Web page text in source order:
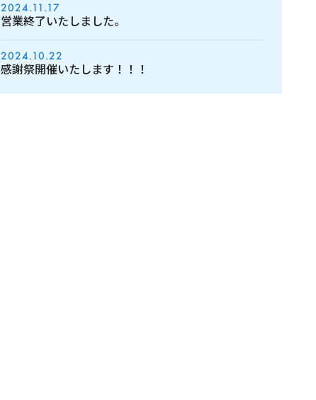
2024.11.17
営業終了いたしました。
2024.10.22
感謝祭開催いたします！！！